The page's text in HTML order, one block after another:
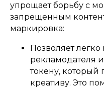
упрощает борьбу с
запрещенным
маркировка:
Позволяет
рекламодателя
токену, который
креативу. Это